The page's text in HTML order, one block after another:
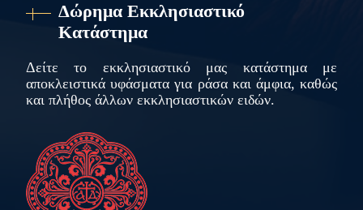
Δώρημα Εκκλησιαστικό
Κατάστημα
Δείτε το εκκλησιαστικό μας κατάστημα με
αποκλειστικά υφάσματα για ράσα και άμφια, καθώς
και πλήθος άλλων εκκλησιαστικών ειδών.